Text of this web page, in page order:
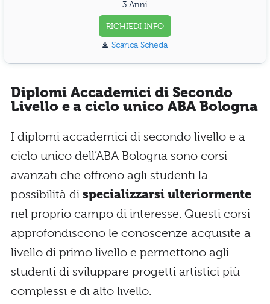
3 Anni
RICHIEDI INFO
Scarica Scheda
Diplomi Accademici di Secondo
Livello e a ciclo unico ABA Bologna
I diplomi accademici di secondo livello e a
ciclo unico dell’ABA Bologna sono corsi
avanzati che offrono agli studenti la
possibilità di specializzarsi ulteriormente
nel proprio campo di interesse. Questi corsi
approfondiscono le conoscenze acquisite a
livello di primo livello e permettono agli
studenti di sviluppare progetti artistici più
complessi e di alto livello.